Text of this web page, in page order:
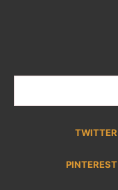
TWITTER
PINTEREST